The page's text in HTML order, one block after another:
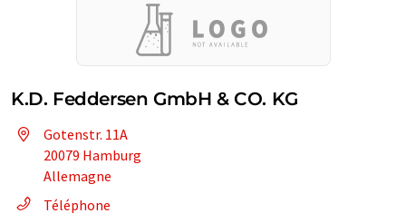
K.D. Feddersen GmbH & CO. KG
Gotenstr. 11A
20079 Hamburg
Allemagne
Téléphone